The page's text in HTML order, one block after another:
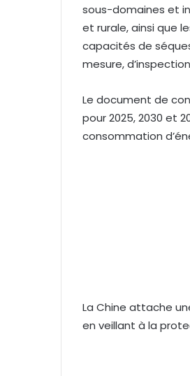
sous-domaines et
et rurale, ainsi que
capacités de
mesure,
Le document de
pour 2025, 2030 et
consommation
La Chine attache
en veillant à la